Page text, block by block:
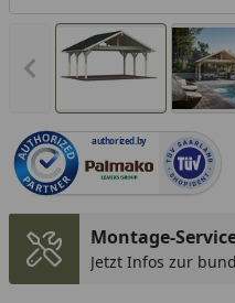
Vorheriges Bild
authorized.by
Montage-
Jetzt Infos zur